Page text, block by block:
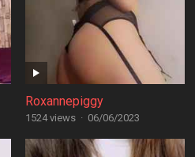
Roxannepiggy
1524 views · 06/06/2023